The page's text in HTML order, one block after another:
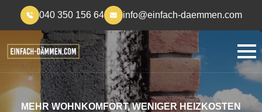
040 350 156 64 info@einfach-daemmen.com
MEHR WOHNKOMFORT, WENIGER HEIZKOSTEN